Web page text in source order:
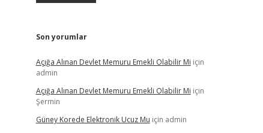
Son yorumlar
Açığa Alınan Devlet Memuru Emekli Olabilir Mi için
admin
Açığa Alınan Devlet Memuru Emekli Olabilir Mi için
Şermin
Güney Korede Elektronik Ucuz Mu için admin